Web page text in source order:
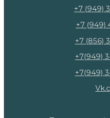
+7 (949)
+7 (949)
+7 (856)
+7(949)
+7(949)